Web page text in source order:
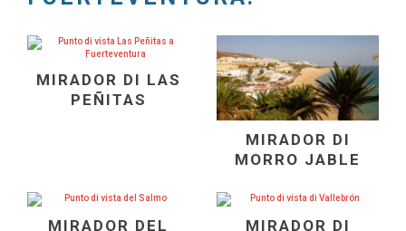
MIRADOR DI LAS
PEÑITAS
MIRADOR DI
MORRO JABLE
MIRADOR DEL
MIRADOR DI